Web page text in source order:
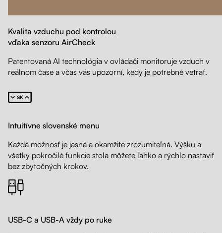
Kvalita vzduchu pod kontrolou
vďaka senzoru AirCheck
Patentovaná AI technológia v ovládači monitoruje vzduch v
reálnom čase a včas vás upozorní, kedy je potrebné vetrať.
Intuitívne slovenské menu
Každá možnosť je jasná a okamžite zrozumiteľná. Výšku a
všetky pokročilé funkcie stola môžete ľahko a rýchlo nastaviť
bez zbytočných krokov.
USB-C a USB-A vždy po ruke